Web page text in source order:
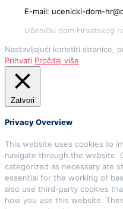
E-mail: ucenicki-dom-
Učenički dom Hrvatskog
Nastavljajući koristiti stranice,
Prihvati Pročitaj više
Zatvori
Privacy Overview
This website uses cookies to
navigate through the website.
categorized as necessary are
essential for the working of
also use third-party cookies
how you use this website.